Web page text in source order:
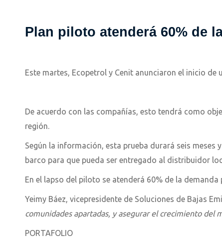
Plan piloto atenderá 60% de
Este martes, Ecopetrol y Cenit anunciaron el inicio
De acuerdo con las compañías, esto tendrá como
región.
Según la información, esta prueba durará seis
barco para que pueda ser entregado al distribuidor
En el lapso del piloto se atenderá 60% de la
Yeimy Báez, vicepresidente de Soluciones de Bajas
comunidades apartadas, y asegurar el crecimiento del
PORTAFOLIO